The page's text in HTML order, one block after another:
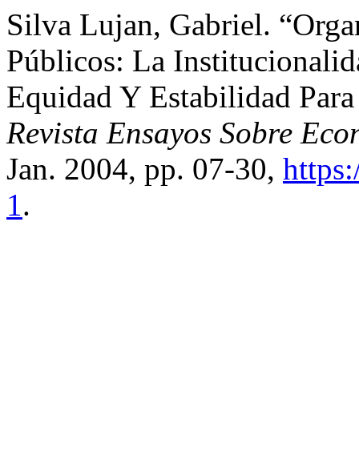
Silva Lujan, Gabriel.
Públicos: La
Equidad Y Estabilidad
Revista Ensayos Sobre
Jan. 2004, pp. 07-30,
1.